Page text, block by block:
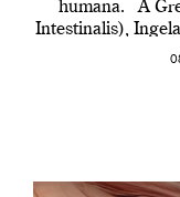
humana. A
Intestinalis),